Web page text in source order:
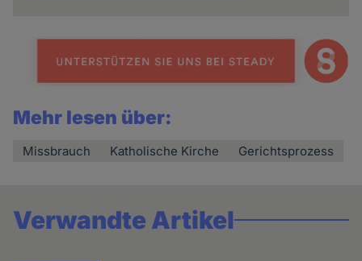
Mehr lesen über:
Missbrauch Katholische Kirche Gerichtsprozess
Verwandte Artikel